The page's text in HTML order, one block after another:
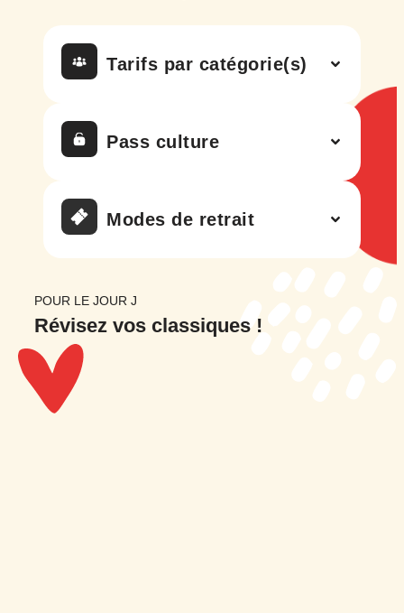
Tarifs par catégorie(s)
Pass culture
Modes de retrait
POUR LE JOUR J
Révisez vos classiques !